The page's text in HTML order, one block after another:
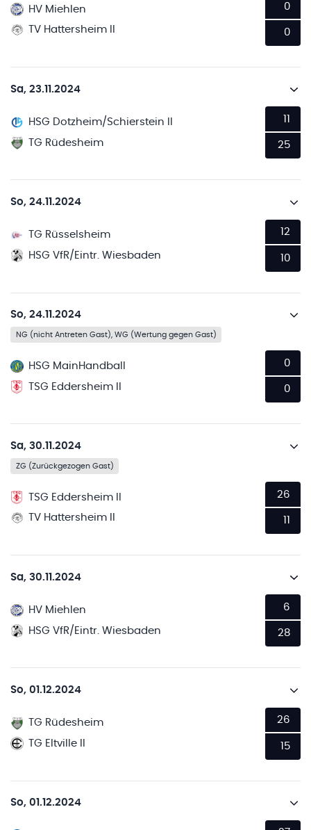
HV Miehlen
TV Hattersheim II
0
0
Sa, 23.11.2024
HSG Dotzheim/Schierstein II
TG Rüdesheim
25
So, 24.11.2024
TG Rüsselsheim
HSG VfR/Eintr. Wiesbaden
12
10
So, 24.11.2024
NG (nicht Antreten Gast), WG (Wertung gegen Gast)
HSG MainHandball
TSG Eddersheim II
0
0
Sa, 30.11.2024
ZG (Zurückgezogen Gast)
TSG Eddersheim II
TV Hattersheim II
26
Sa, 30.11.2024
HV Miehlen
HSG VfR/Eintr. Wiesbaden
6
28
So, 01.12.2024
TG Rüdesheim
TG Eltville II
26
15
So, 01.12.2024